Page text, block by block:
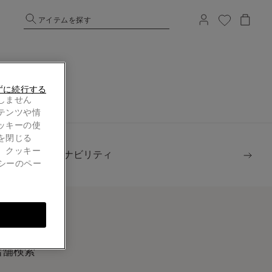
アイテムを探す
サステナビリティ
舗検索
ません
ンツや情
キーの使
閉じる
クッキー
ーのペー
に続行する